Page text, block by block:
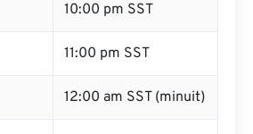
10:00 pm SST
11:00 pm SST
12:00 am SST (minuit)